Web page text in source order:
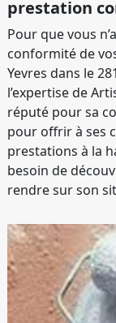
prestation
Pour que vous
conformité de
Yevres dans le
l’expertise de
réputé pour sa
pour offrir à ses
prestations à la
besoin de
rendre sur son